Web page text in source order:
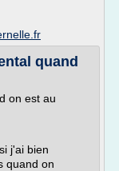
quand
on est au
j'ai bien
quand on